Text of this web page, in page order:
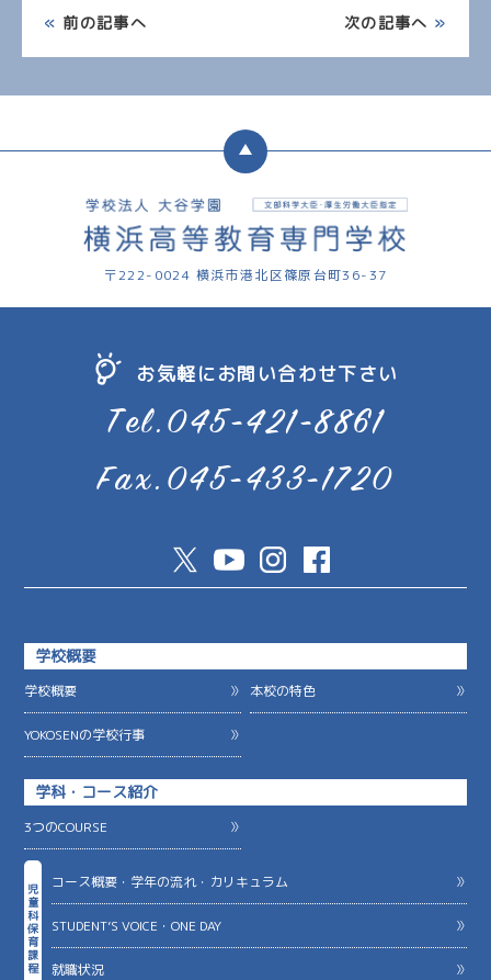
« 前の記事へ 次の記事へ »
〒222-0024 横浜市港北区篠原台町36-37
お気軽にお問い合わせ下さい
Tel.045-421-8861
Fax.045-433-1720
学校概要
学校概要 本校の特色
YOKOSENの学校行事
学科・コース紹介
3つのCOURSE
児
童
科
保
育
課
程
コース概要・学年の流れ・カリキュラム
STUDENT’S VOICE・ONE DAY
就職状況